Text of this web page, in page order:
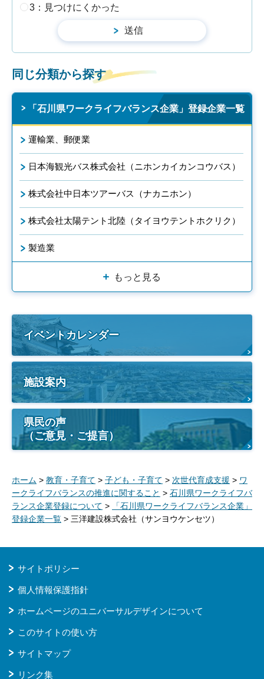
3：見つけにくかった
同じ分類から探す
「石川県ワークライフバランス企業」登録企業一覧
運輸業、郵便業
日本海観光バス株式会社（ニホンカイカンコウバス）
株式会社中日本ツアーバス（ナカニホン）
株式会社太陽テント北陸（タイヨウテントホクリク）
製造業
もっと見る
イベントカレンダー
施設案内
県民の声
（ご意見・ご提言）
ホーム > 教育・子育て > 子ども・子育て > 次世代育成支援 > ワ
ークライフバランスの推進に関すること > 石川県ワークライフバ
ランス企業登録について >
「石川県ワークライフバランス企業」
登録企業一覧 > 三洋建設株式会社（サンヨウケンセツ）
サイトポリシー
個人情報保護指針
ホームページのユニバーサルデザインについて
このサイトの使い方
サイトマップ
リンク集